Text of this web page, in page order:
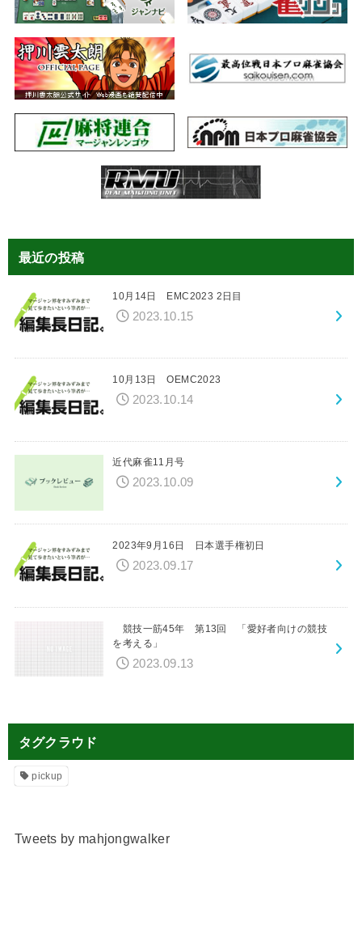
最近の投稿
10月14日 EMC2023 2日目
2023.10.15
10月13日 OEMC2023
2023.10.14
近代麻雀11月号
2023.10.09
2023年9月16日 日本選手権初日
2023.09.17
競技一筋45年 第13回 「愛好者向けの競技
を考える」
2023.09.13
タグクラウド
pickup
Tweets by mahjongwalker